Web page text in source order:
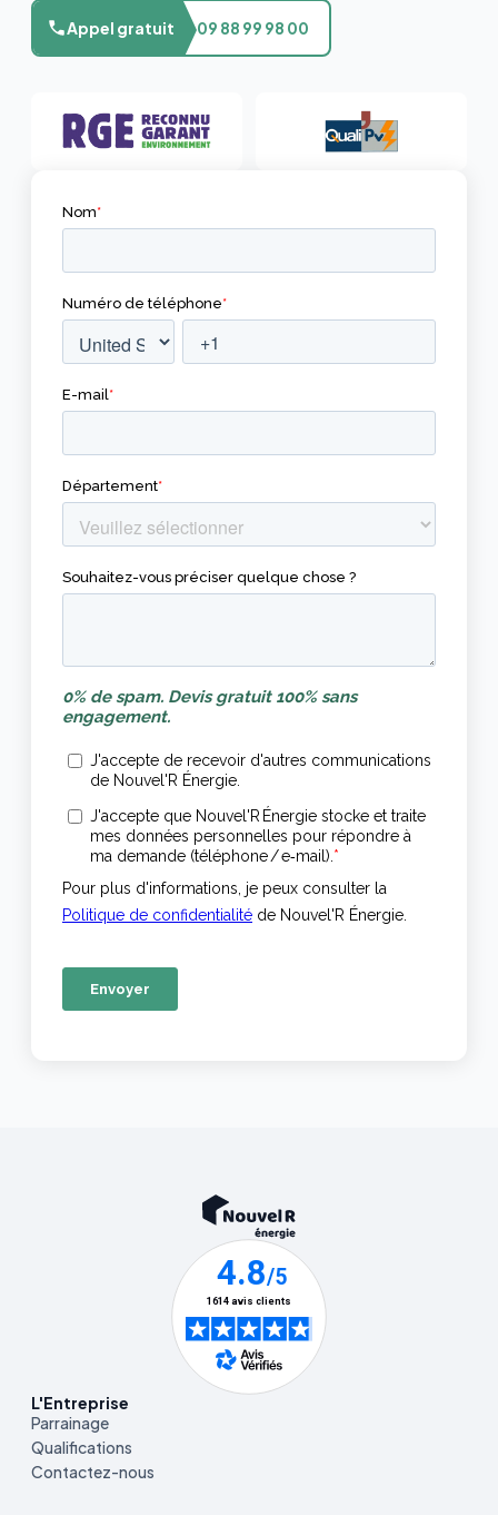
Appel gratuit 09 88 99 98 00
L'Entreprise
Parrainage
Qualifications
Contactez-nous